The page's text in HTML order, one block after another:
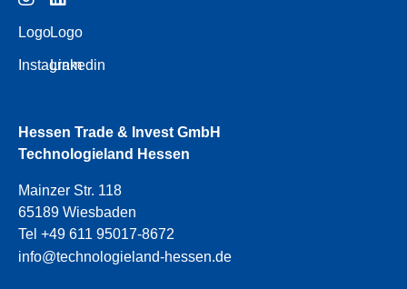
Logo
Instagram
Logo
Linkedin
Hessen Trade & Invest GmbH
Technologieland Hessen
Mainzer Str. 118
65189 Wiesbaden
Tel +49 611 95017-8672
info@technologieland-hessen.de